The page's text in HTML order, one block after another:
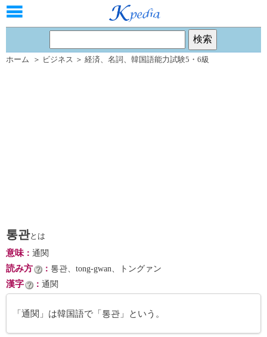
ホーム ＞ ビジネス ＞ 経済、 名詞 、 韓国語能力試験5・6級
통관とは
意味： 通関
読み方 ： 통관、tong-gwan、トングァン
漢字 ： 通関
「通関」は韓国語で「통관」という。